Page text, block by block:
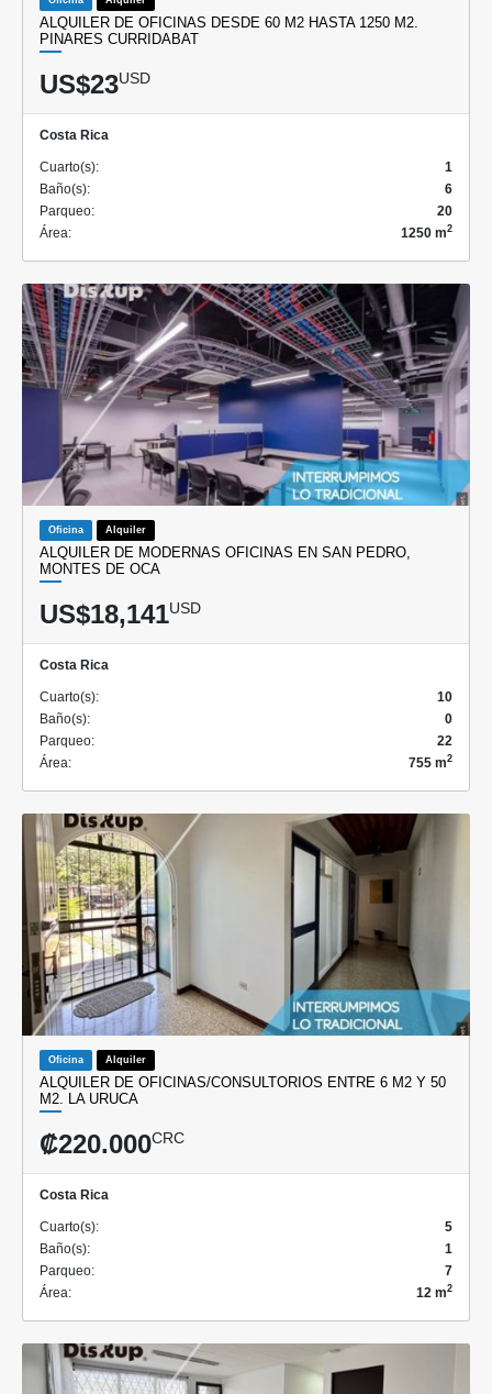
ALQUILER DE OFICINAS DESDE 60 M2 HASTA 1250 M2.
PINARES CURRIDABAT
US$23USD
Costa Rica
Cuarto(s):
1
Baño(s):
6
Parqueo:
20
Área:
1250 m2
Oficina Alquiler
ALQUILER DE MODERNAS OFICINAS EN SAN PEDRO,
MONTES DE OCA
US$18,141USD
Costa Rica
Cuarto(s):
10
Baño(s):
0
Parqueo:
22
Área:
755 m2
Oficina Alquiler
ALQUILER DE OFICINAS/CONSULTORIOS ENTRE 6 M2 Y 50
M2. LA URUCA
₡220.000CRC
Costa Rica
Cuarto(s):
5
Baño(s):
1
Parqueo:
7
Área:
12 m2